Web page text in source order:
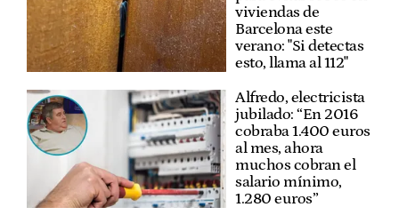
viviendas de
Barcelona este
verano: "Si detectas
esto, llama al 112"
Alfredo, electricista
jubilado: “En 2016
cobraba 1.400 euros
al mes, ahora
muchos cobran el
salario mínimo,
1.280 euros”